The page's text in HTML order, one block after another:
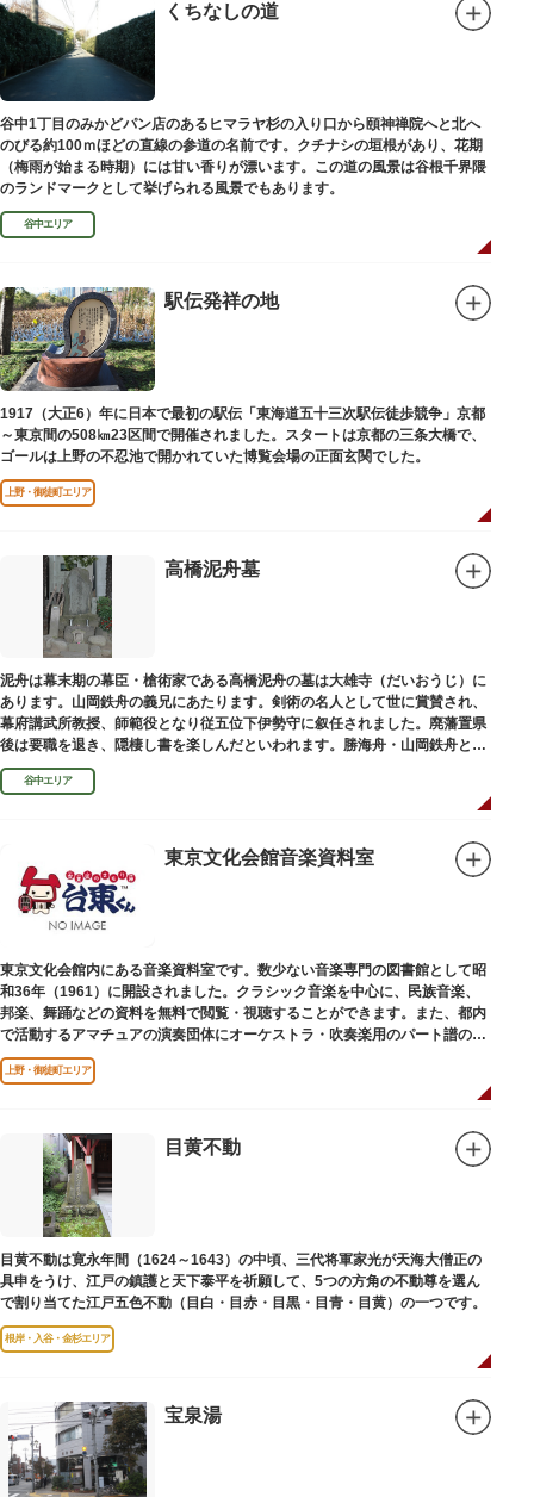
くちなしの道
谷中1丁目のみかどパン店のあるヒマラヤ杉の入り口から頤神禅院へと北へ
のびる約100ｍほどの直線の参道の名前です。クチナシの垣根があり、花期
（梅雨が始まる時期）には甘い香りが漂います。この道の風景は谷根千界隈
のランドマークとして挙げられる風景でもあります。
谷中エリア
駅伝発祥の地
1917（大正6）年に日本で最初の駅伝「東海道五十三次駅伝徒歩競争」京都
～東京間の508㎞23区間で開催されました。スタートは京都の三条大橋で、
ゴールは上野の不忍池で開かれていた博覧会場の正面玄関でした。
上野・御徒町エリア
高橋泥舟墓
泥舟は幕末期の幕臣・槍術家である高橋泥舟の墓は大雄寺（だいおうじ）に
あります。山岡鉄舟の義兄にあたります。剣術の名人として世に賞賛され、
幕府講武所教授、師範役となり従五位下伊勢守に叙任されました。廃藩置県
後は要職を退き、隠棲し書を楽しんだといわれます。勝海舟・山岡鉄舟と共
に幕末の三舟といわれています。
谷中エリア
東京文化会館音楽資料室
東京文化会館内にある音楽資料室です。数少ない音楽専門の図書館として昭
和36年（1961）に開設されました。クラシック音楽を中心に、民族音楽、
邦楽、舞踊などの資料を無料で閲覧・視聴することができます。また、都内
で活動するアマチュアの演奏団体にオーケストラ・吹奏楽用のパート譜の館
外貸出も行っています。
上野・御徒町エリア
目黄不動
目黄不動は寛永年間（1624～1643）の中頃、三代将軍家光が天海大僧正の
具申をうけ、江戸の鎮護と天下泰平を祈願して、5つの方角の不動尊を選ん
で割り当てた江戸五色不動（目白・目赤・目黒・目青・目黄）の一つです。
根岸・入谷・金杉エリア
宝泉湯